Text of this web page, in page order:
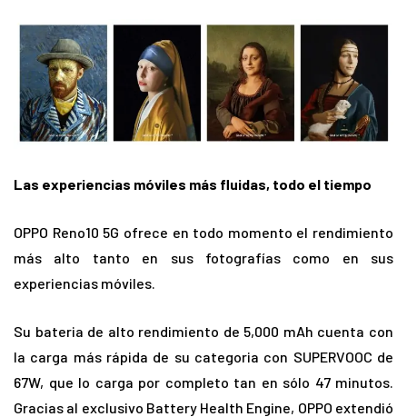
Las experiencias móviles más fluidas, todo el tiempo
OPPO Reno10 5G ofrece en todo momento el rendimiento
más alto tanto en sus fotografías como en sus
experiencias móviles.
Su bateria de alto rendimiento de 5,000 mAh cuenta con
la carga más rápida de su categoria con SUPERVOOC de
67W, que lo carga por completo tan en sólo 47 minutos.
Gracias al exclusivo Battery Health Engine, OPPO extendió